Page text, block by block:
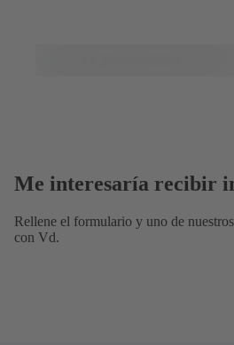
Me interesaría recibir
Rellene el formulario y uno de
con Vd.